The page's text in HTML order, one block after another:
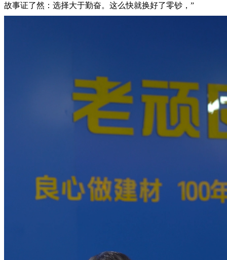
故事证了然：选择大于勤奋。这么快就换好了零钞，”